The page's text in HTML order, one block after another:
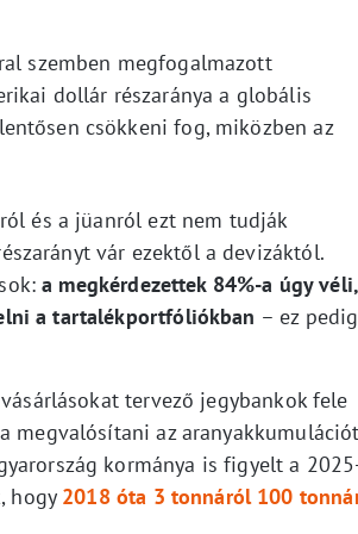
szemben megfogalmazott
dollár részaránya a globális
csökkeni fog, miközben az
és a jüanról ezt nem tudják
vár ezektől a devizáktól.
a megkérdezettek 84%-a úgy véli,
a tartalékportfóliókban – ez pedig
tervező jegybankok fele
megvalósítani az
kormánya is figyelt a
hogy 2018 óta 3 tonnáról 100